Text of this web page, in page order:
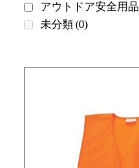
アウトドア安全用品
未分類(0)